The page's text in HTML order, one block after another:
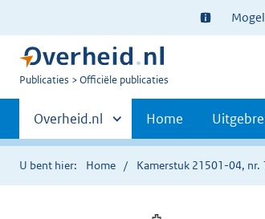
Ter
informatie:
U
Publicaties Officiële publicaties
Primaire
navigatie
Andere
sites
binnen
Overheid.nl Home
U bent hier: Home Kamerstuk 21501-04, nr.